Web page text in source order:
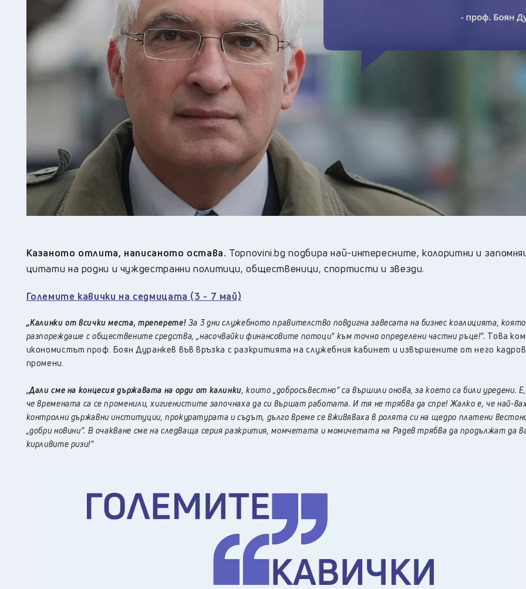
Перник
Плевен
Пловдив
Разград, 25°C
Русе,
Силистра
Сливен
Смолян
София
Стара Загора
Търговище, 25
26°C
Шумен 25°C
Ямбол, 25°C
Казаното отлита, написаното остава. Topnovini.bg подбира най-интересните, колоритни и
цитати на родни и чуждестранни политици, общественици, спортисти и звезди.
Големите кавички на седмицата (3 - 7 май)
„Калинки от всички места, треперете! За 3 дни служебното правителство повдигна завесата на бизнес коалицията,
разпореждаше с обществените средства, „насочвайки финансовите потоци“ към точно определени частни ръце!“. Това
икономистът проф. Боян Дуранкев във връзка с разкритията на служебния кабинет и извършените от него
промени.
„Дали сме на концесия държавата на орди от калинки, които „добросъвестно“ са вършили онова, за което са били уредени.
че времената са се променили, хигиенистите започнаха да си вършат работата. И тя не трябва да спре!Жалко е, че най-
контролни държавни институции, прокуратурата и съдът, дълго време се вживяваха в ролята си на щедро платени
„добри новини“. В очакване сме на следваща серия разкрития, момчетата и момичетата на Радев трябва да продължат да
кирливите ризи!“